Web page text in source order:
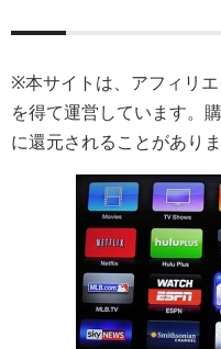
※本サイトは、アフィリ
を得て運営しています。
に還元されることがありま